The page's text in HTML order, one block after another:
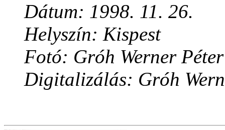
Dátum: 1998. 11. 26.
Helyszín: Kispest
Fotó: Gróh Werner Péter
Digitalizálás: Gróh